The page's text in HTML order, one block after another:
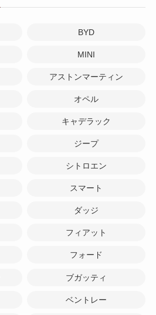
BYD
MINI
アストンマーティン
オペル
キャデラック
ジープ
シトロエン
スマート
ダッジ
フィアット
フォード
ブガッティ
ベントレー